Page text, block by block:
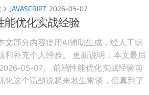
JAVASCRIPT 2026-05-07
能优化实战经验
文部分内容使用AI辅助生成，经人工编
和补充个人经验。 更新说明：本文最后
05-07。 前端性能优化实战经验前
化这个话题说起来老生常谈，但真到了